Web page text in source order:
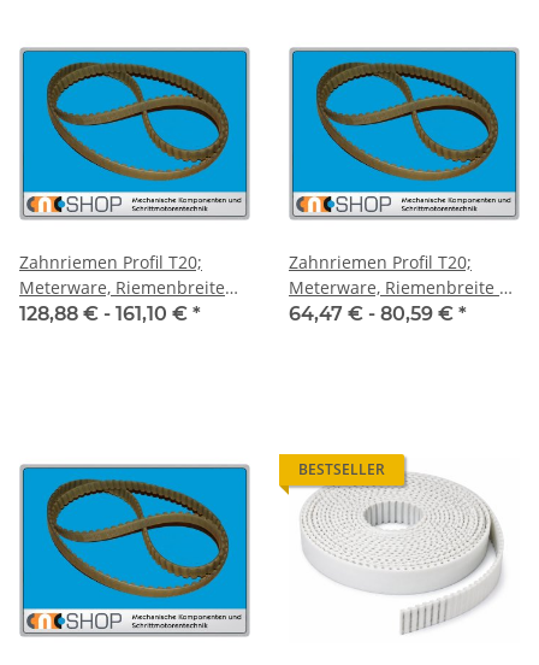
Zahnriemen Profil T20;
Meterware, Riemenbreite
100 mm
128,88 € - 161,10 € *
Zahnriemen Profil T20;
Meterware, Riemenbreite 50
mm
64,47 € - 80,59 € *
BESTSELLER